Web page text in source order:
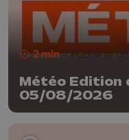
2 min- Publié le
Météo Edition
05/08/2026